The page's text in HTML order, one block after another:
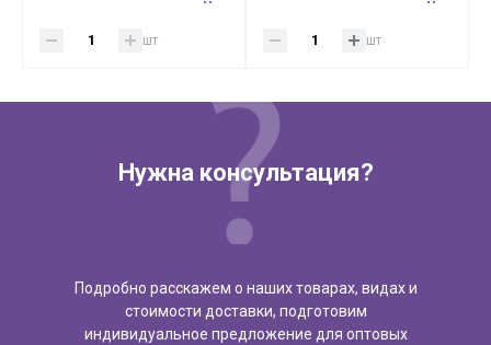
шт шт
Нужна консультация?
Подробно расскажем о наших товарах, видах и
стоимости доставки, подготовим
индивидуальное предложение для оптовых